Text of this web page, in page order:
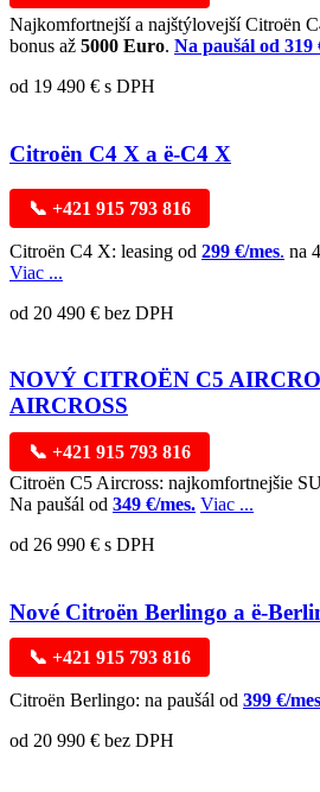
Najkomfortnejší a najštýlovejší Citroën
bonus až 5000 Euro. Na paušál od 319
od 19 490 € s DPH
Citroën C4 X a ë-C4 X
📞 +421 915 793 816
Citroën C4 X: leasing od 299 €/mes. na
Viac ...
od 20 490 € bez DPH
NOVÝ CITROËN C5
AIRCROSS
📞 +421 915 793 816
Citroën C5 Aircross: najkomfortnejšie
Na paušál od 349 €/mes. Viac ...
od 26 990 € s DPH
Nové Citroën Berlingo a ë-
📞 +421 915 793 816
Citroën Berlingo: na paušál od 399 €/
od 20 990 € bez DPH